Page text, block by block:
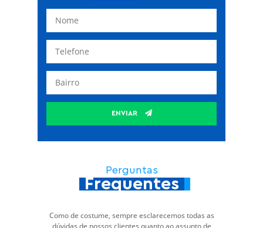
ENVIAR
Perguntas
Frequentes
Como de costume, sempre esclarecemos todas as
dúvidas de nossos clientes quanto ao assunto de